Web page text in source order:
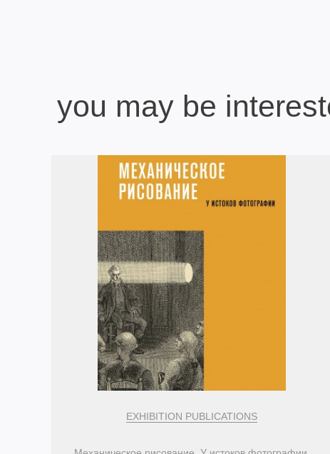
you may be
EXHIBITION PUBLICATIONS